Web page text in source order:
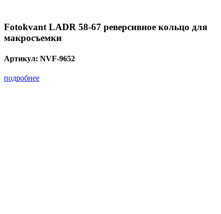
Fotokvant LADR 58-67 реверсивное кольцо для
макросъемки
Артикул: NVF-9652
подробнее